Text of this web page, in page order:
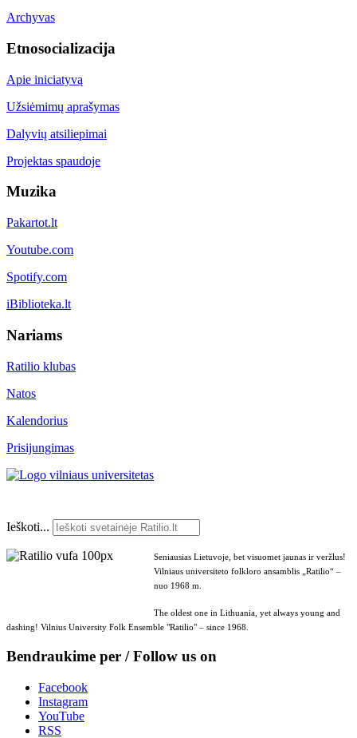
Archyvas
Etnosocializacija
Apie iniciatyvą
Užsiėmimų aprašymas
Dalyvių atsiliepimai
Projektas spaudoje
Muzika
Pakartot.lt
Youtube.com
Spotify.com
iBiblioteka.lt
Nariams
Ratilio klubas
Natos
Kalendorius
Prisijungimas
Ieškoti...
Seniausias Lietuvoje, bet visuomet jaunas ir veržlus!
Vilniaus universiteto folkloro ansamblis „Ratilio“ –
nuo 1968 m.
The oldest one in Lithuania, yet always young and
dashing! Vilnius University Folk Ensemble "Ratilio" – since 1968.
Bendraukime per / Follow us on
Facebook
Instagram
YouTube
RSS